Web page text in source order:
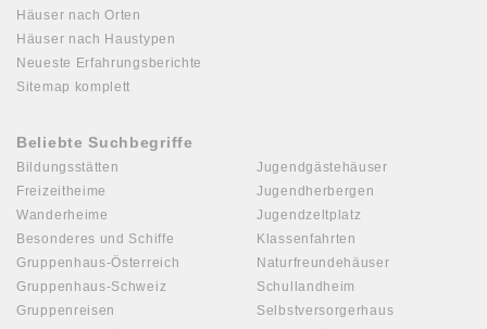
Häuser nach Orten
Häuser nach Haustypen
Neueste Erfahrungsberichte
Sitemap komplett
Beliebte Suchbegriffe
Bildungsstätten
Freizeitheime
Wanderheime
Besonderes und Schiffe
Gruppenhaus-Österreich
Gruppenhaus-Schweiz
Gruppenreisen
Jugendgästehäuser
Jugendherbergen
Jugendzeltplatz
Klassenfahrten
Naturfreundehäuser
Schullandheim
Selbstversorgerhaus